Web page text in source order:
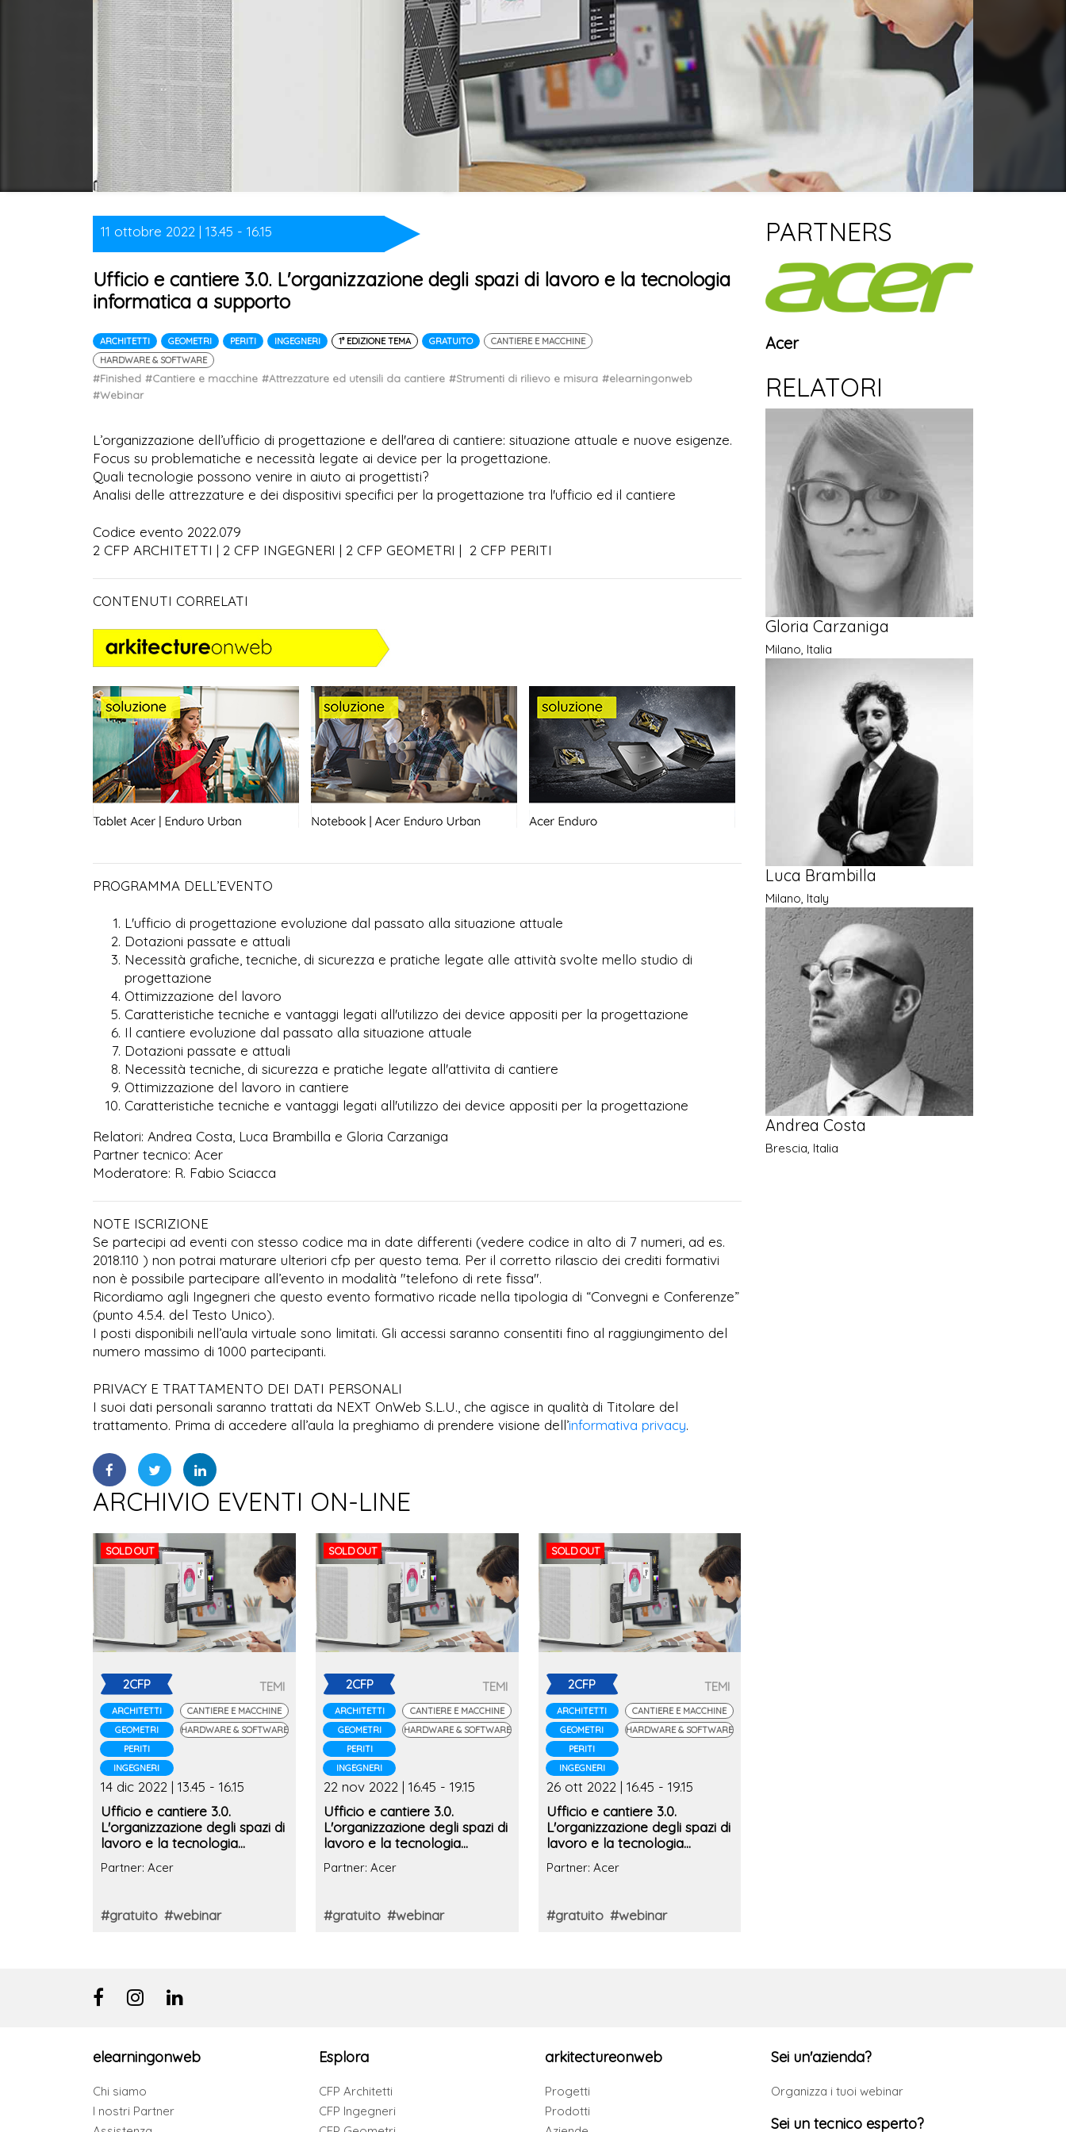
11 ottobre 2022 | 13.45 - 16.15
Ufficio e cantiere 3.0. L'organizzazione degli spazi di lavoro e la tecnologia
informatica a supporto
ARCHITETTI GEOMETRI PERITI INGEGNERI 1° EDIZIONE TEMA GRATUITO
CANTIERE E MACCHINE
HARDWARE & SOFTWARE
#Finished #Cantiere e macchine #Attrezzature ed utensili da cantiere #Strumenti di rilievo e misura #elearningonweb
#Webinar
L’organizzazione dell’ufficio di progettazione e dell'area di cantiere: situazione attuale e nuove esigenze.
Focus su problematiche e necessità legate ai device per la progettazione.
Quali tecnologie possono venire in aiuto ai progettisti?
Analisi delle attrezzature e dei dispositivi specifici per la progettazione tra l'ufficio ed il cantiere
Codice evento 2022.079
2 CFP ARCHITETTI | 2 CFP INGEGNERI | 2 CFP GEOMETRI | 2 CFP PERITI
CONTENUTI CORRELATI
PROGRAMMA DELL’EVENTO
L'ufficio di progettazione evoluzione dal passato alla situazione attuale
Dotazioni passate e attuali
Necessità grafiche, tecniche, di sicurezza e pratiche legate alle attività svolte mello studio di
progettazione
Ottimizzazione del lavoro
Caratteristiche tecniche e vantaggi legati all'utilizzo dei device appositi per la progettazione
Il cantiere evoluzione dal passato alla situazione attuale
Dotazioni passate e attuali
Necessità tecniche, di sicurezza e pratiche legate all'attivita di cantiere
Ottimizzazione del lavoro in cantiere
Caratteristiche tecniche e vantaggi legati all'utilizzo dei device appositi per la progettazione
Relatori: Andrea Costa, Luca Brambilla e Gloria Carzaniga
Partner tecnico: Acer
Moderatore: R. Fabio Sciacca
NOTE ISCRIZIONE
Se partecipi ad eventi con stesso codice ma in date differenti (vedere codice in alto di 7 numeri, ad es.
2018.110 ) non potrai maturare ulteriori cfp per questo tema. Per il corretto rilascio dei crediti formativi
non è possibile partecipare all’evento in modalità "telefono di rete fissa".
Ricordiamo agli Ingegneri che questo evento formativo ricade nella tipologia di “Convegni e Conferenze”
(punto 4.5.4. del Testo Unico).
I posti disponibili nell’aula virtuale sono limitati. Gli accessi saranno consentiti fino al raggiungimento del
numero massimo di 1000 partecipanti.
PRIVACY E TRATTAMENTO DEI DATI PERSONALI
I suoi dati personali saranno trattati da NEXT OnWeb S.L.U., che agisce in qualità di Titolare del
trattamento. Prima di accedere all’aula la preghiamo di prendere visione dell’informativa privacy.
ARCHIVIO EVENTI ON-LINE
SOLD OUT
2CFP
ARCHITETTI
GEOMETRI
PERITI
INGEGNERI
TEMI
CANTIERE E MACCHINE
HARDWARE & SOFTWARE
14 dic 2022 | 13.45 - 16.15
Ufficio e cantiere 3.0.
L'organizzazione degli spazi di
lavoro e la tecnologia
Partner: Acer
#gratuito #webinar
SOLD OUT
2CFP
ARCHITETTI
GEOMETRI
PERITI
INGEGNERI
TEMI
CANTIERE E MACCHINE
HARDWARE & SOFTWARE
22 nov 2022 | 16.45 - 19.15
Ufficio e cantiere 3.0.
L'organizzazione degli spazi di
lavoro e la tecnologia
Partner: Acer
#gratuito #webinar
SOLD OUT
2CFP
ARCHITETTI
GEOMETRI
PERITI
INGEGNERI
TEMI
CANTIERE E MACCHINE
HARDWARE & SOFTWARE
26 ott 2022 | 16.45 - 19.15
Ufficio e cantiere 3.0.
L'organizzazione degli spazi di
lavoro e la tecnologia
Partner: Acer
#gratuito #webinar
PARTNERS
Acer
RELATORI
Gloria Carzaniga
Milano, Italia
Luca Brambilla
Milano, Italy
Andrea Costa
Brescia, Italia
elearningonweb
Chi siamo
I nostri Partner
Esplora
CFP Architetti
CFP Ingegneri
arkitectureonweb
Progetti
Prodotti
Sei un'azienda?
Organizza i tuoi webinar
Sei un tecnico esperto?